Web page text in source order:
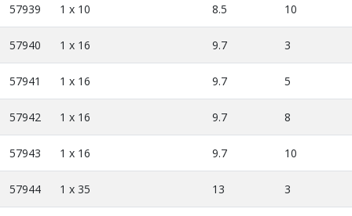
57939 1 x 10 8.5 10
57940 1 x 16 9.7 3
57941 1 x 16 9.7 5
57942 1 x 16 9.7 8
57943 1 x 16 9.7 10
57944 1 x 35 13 3